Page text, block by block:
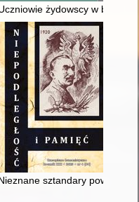
znajdujących się” : o
żydowscy w
w 1997 r. w Bolesławcu
sztandary powstania